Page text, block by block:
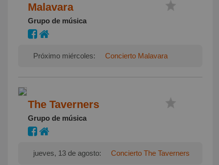
Malavara
Grupo de música
Próximo miércoles: Concierto Malavara
The Taverners
Grupo de música
jueves, 13 de agosto: Concierto The Taverners